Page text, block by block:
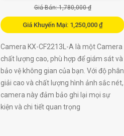
Giá Bán: 1,780,000 ₫
Giá Khuyến Mại: 1,250,000 ₫
Camera KX-CF2213L-A là một Camera
chất lượng cao, phù hợp để giám sát và
bảo vệ không gian của bạn. Với độ phân
giải cao và chất lượng hình ảnh sắc nét,
camera này đảm bảo ghi lại mọi sự
kiện và chi tiết quan trọng